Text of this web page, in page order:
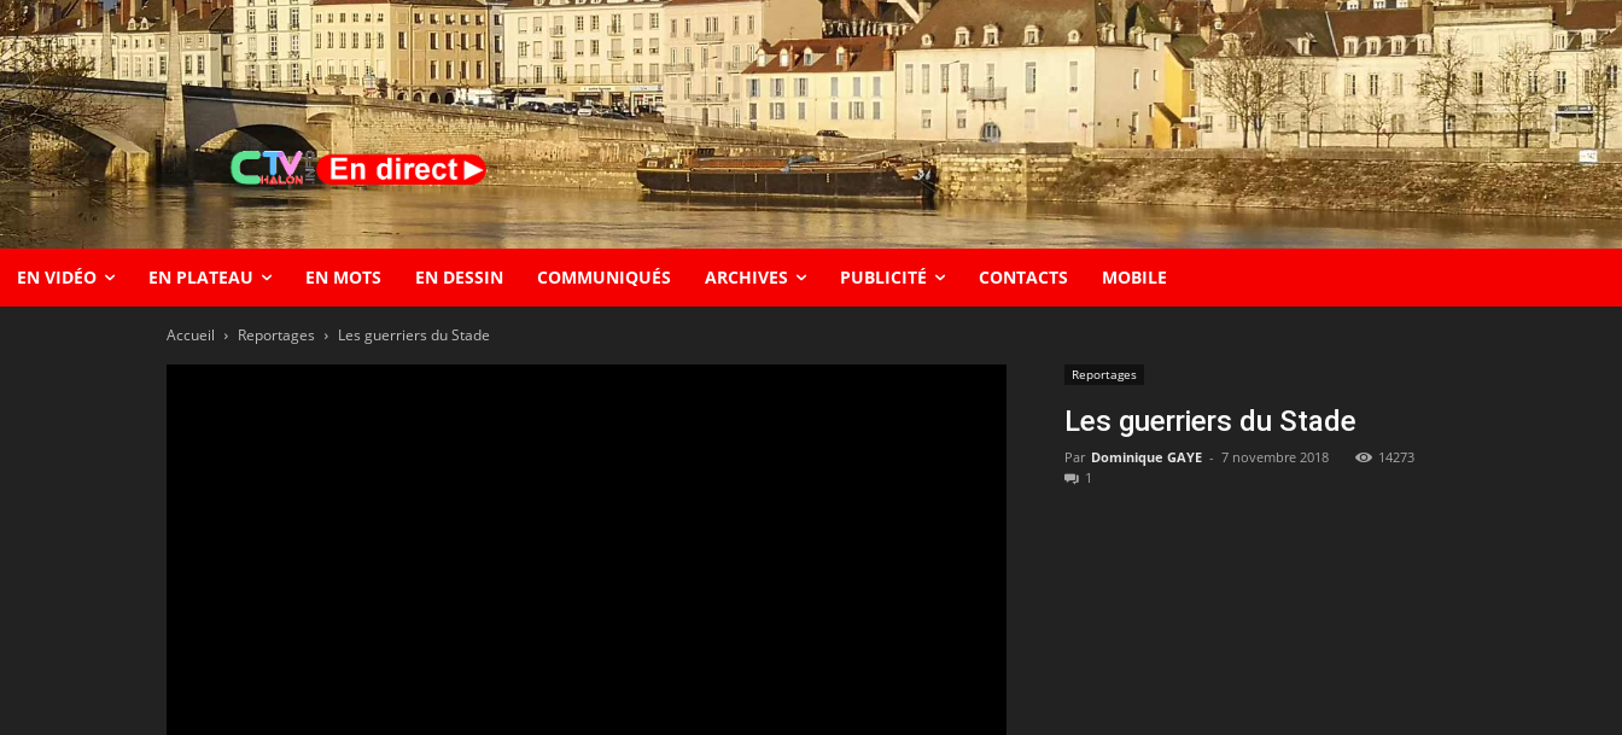
EN VIDÉO EN PLATEAU EN MOTS EN DESSIN COMMUNIQUÉS ARCHIVES PUBLICITÉ CONTACTS MOBILE
Accueil Reportages Les guerriers du Stade
Reportages
Les guerriers du Stade
Par Dominique GAYE - 7 novembre 2018
14273
1